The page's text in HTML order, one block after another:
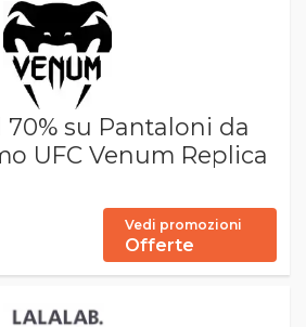
su Pantaloni da
UFC Venum Replica
Vedi promozioni
Offerte